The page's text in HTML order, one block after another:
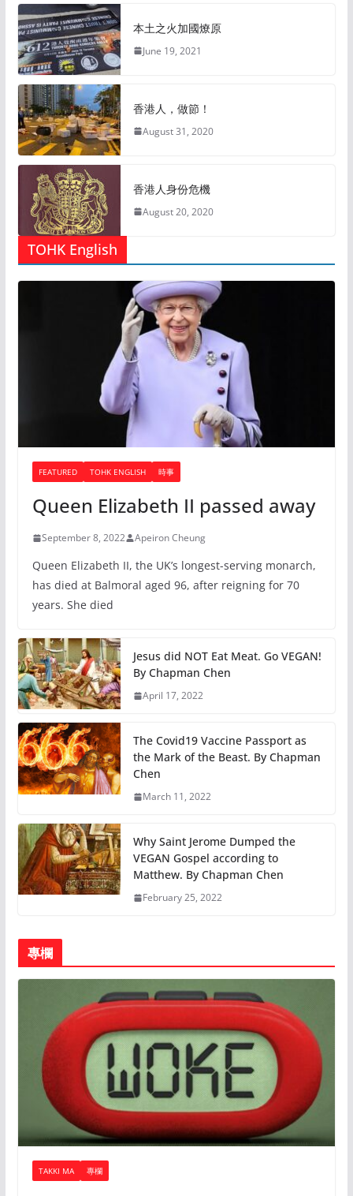
本土之火加國燎原
June 19, 2021
香港人，做節！
August 31, 2020
香港人身份危機
August 20, 2020
TOHK English
FEATURED TOHK ENGLISH 時事
Queen Elizabeth II passed away
September 8, 2022 Apeiron Cheung
Queen Elizabeth II, the UK’s longest-serving monarch,
has died at Balmoral aged 96, after reigning for 70
years. She died
Jesus did NOT Eat Meat. Go VEGAN!
By Chapman Chen
April 17, 2022
The Covid19 Vaccine Passport as
the Mark of the Beast. By Chapman
Chen
March 11, 2022
Why Saint Jerome Dumped the
VEGAN Gospel according to
Matthew. By Chapman Chen
February 25, 2022
專欄
TAKKI MA 專欄